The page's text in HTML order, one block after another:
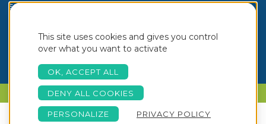
selon la politique de confidentialité Piscines Aquinox :
Copyright © 2026 Aquinox - Création Akyos
NOTRE BROCHURE
PARLONS DE VOTRE PROJET
This site uses cookies and gives you control
over what you want to activate
OK, ACCEPT ALL
DENY ALL COOKIES
PERSONALIZE PRIVACY POLICY